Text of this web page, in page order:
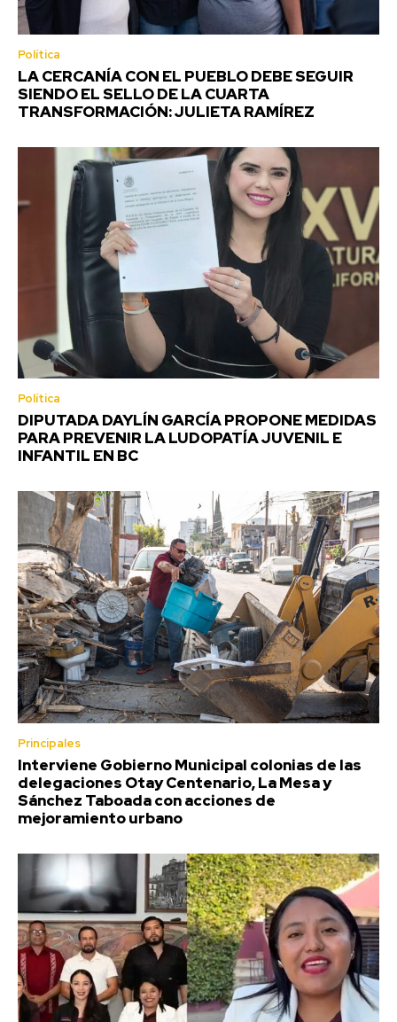
Política
LA CERCANÍA CON EL PUEBLO DEBE SEGUIR
SIENDO EL SELLO DE LA CUARTA
TRANSFORMACIÓN: JULIETA RAMÍREZ
Política
DIPUTADA DAYLÍN GARCÍA PROPONE MEDIDAS
PARA PREVENIR LA LUDOPATÍA JUVENIL E
INFANTIL EN BC
Principales
Interviene Gobierno Municipal colonias de las
delegaciones Otay Centenario, La Mesa y
Sánchez Taboada con acciones de
mejoramiento urbano